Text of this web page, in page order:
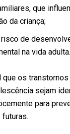
que
da criança;
risco de
na vida adulta.
que os
sejam
para